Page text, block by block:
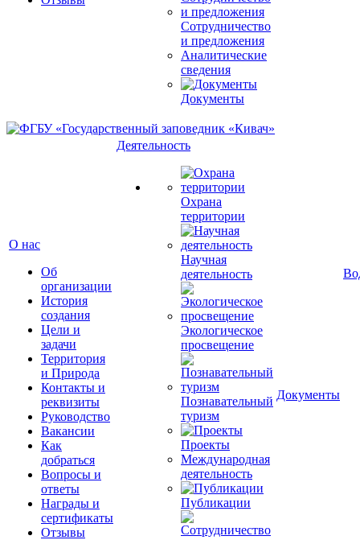
Сотрудничество
и предложения
Аналитические
сведения
Документы
О нас
Об
организации
История
создания
Цели и
задачи
Территория
и Природа
Контакты и
реквизиты
Руководство
Вакансии
Как
добраться
Вопросы и
ответы
Награды и
сертификаты
Отзывы
Деятельность
Охрана
территории
Научная
деятельность
Экологическое
просвещение
Познавательный
туризм
Проекты
Международная
деятельность
Публикации
Документы